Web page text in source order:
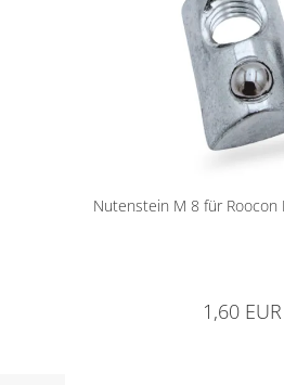
Nutenstein M 8 für Roocon
1,60 EUR